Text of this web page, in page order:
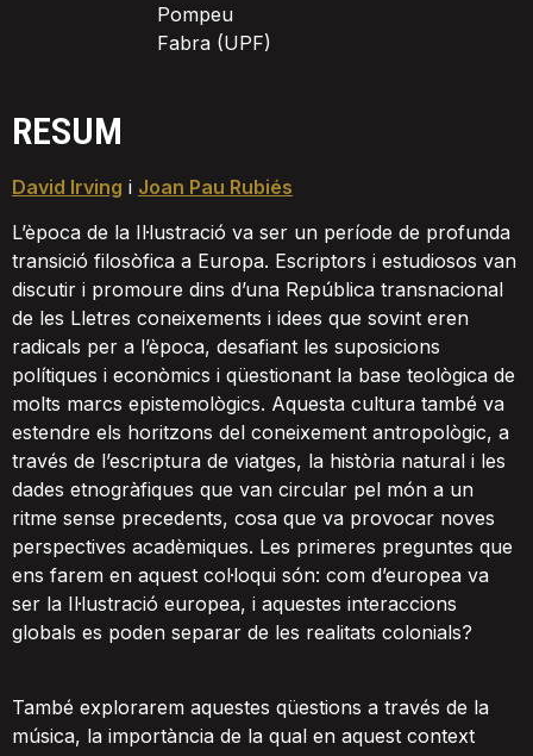
Pompeu
Fabra (UPF)
RESUM
David Irving i Joan Pau Rubiés
L’època de la Il·lustració va ser un període de profunda
transició filosòfica a Europa. Escriptors i estudiosos van
discutir i promoure dins d’una República transnacional
de les Lletres coneixements i idees que sovint eren
radicals per a l’època, desafiant les suposicions
polítiques i econòmics i qüestionant la base teològica de
molts marcs epistemològics. Aquesta cultura també va
estendre els horitzons del coneixement antropològic, a
través de l’escriptura de viatges, la història natural i les
dades etnogràfiques que van circular pel món a un
ritme sense precedents, cosa que va provocar noves
perspectives acadèmiques. Les primeres preguntes que
ens farem en aquest col·loqui són: com d’europea va
ser la Il·lustració europea, i aquestes interaccions
globals es poden separar de les realitats colonials?
També explorarem aquestes qüestions a través de la
música, la importància de la qual en aquest context